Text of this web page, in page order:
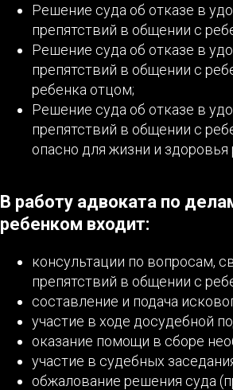
Решение суда об отказе в
препятствий в общении с
Решение суда об отказе в
препятствий в общении с
ребенка отцом;
Решение суда об отказе в
препятствий в общении с
опасно для жизни и здоровья
В работу адвоката по
ребенком входит:
консультации по вопросам,
препятствий в общении с
составление и подача
участие в ходе досудебной
оказание помощи в сборе
участие в судебных
обжалование решения суда